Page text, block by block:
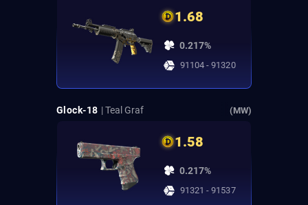
1.68
0.217%
91104 - 91320
Glock-18 | Teal Graf (MW)
1.58
0.217%
91321 - 91537